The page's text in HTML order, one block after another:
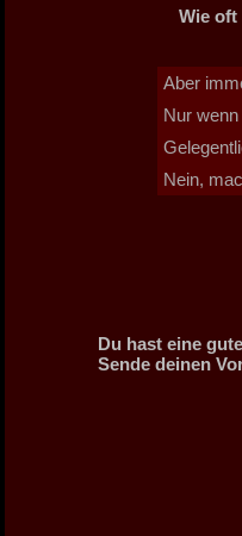
Wie oft
Aber
Nur
Nein,
Du hast eine
Sende deinen